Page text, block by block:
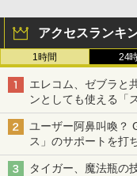
アクセスランキ
1時間 24
エレコム、ゼブラと
ンとしても使える「
も、持ち替えずに書
ユーザー阿鼻叫喚？
ス」のサポートを打
タイガー、魔法瓶の